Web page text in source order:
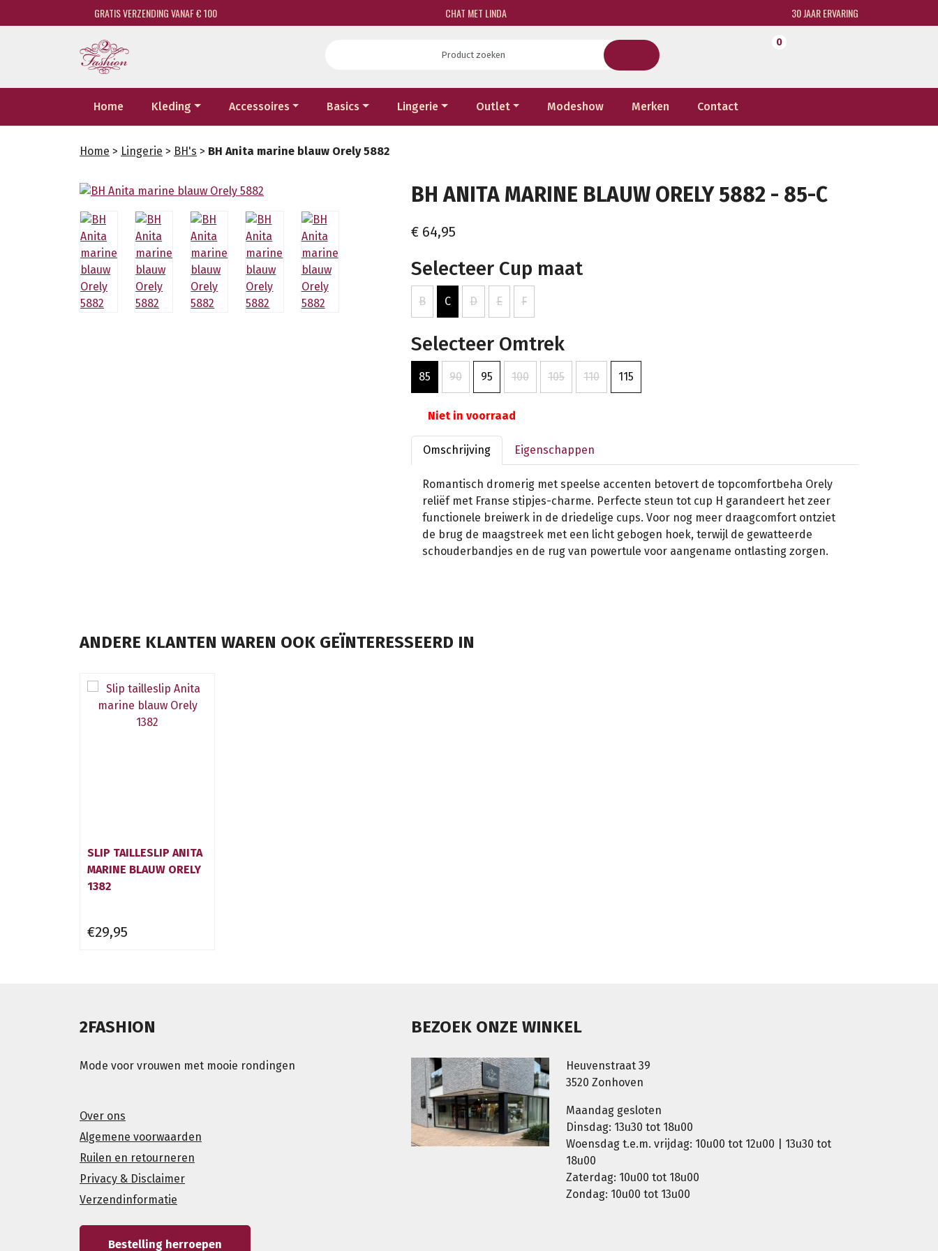
GRATIS VERZENDING VANAF € 100 CHAT MET LINDA 30 JAAR ERVARING
0
Home Kleding Accessoires Basics Lingerie Outlet Modeshow Merken Contact
Home > Lingerie > BH's > BH Anita marine blauw Orely 5882
BH ANITA MARINE BLAUW ORELY 5882 - 85-C
€ 64,95
Selecteer Cup maat
B C D E F
Selecteer Omtrek
85 90 95 100 105 110 115
Niet in voorraad
Omschrijving Eigenschappen
Romantisch dromerig met speelse accenten betovert de topcomfortbeha Orely
reliëf met Franse stipjes-charme. Perfecte steun tot cup H garandeert het zeer
functionele breiwerk in de driedelige cups. Voor nog meer draagcomfort ontziet
de brug de maagstreek met een licht gebogen hoek, terwijl de gewatteerde
schouderbandjes en de rug van powertule voor aangename ontlasting zorgen.
ANDERE KLANTEN WAREN OOK GEÏNTERESSEERD IN
SLIP TAILLESLIP ANITA
MARINE BLAUW ORELY
1382
€29,95
2FASHION
Mode voor vrouwen met mooie rondingen
Over ons
Algemene voorwaarden
Ruilen en retourneren
Privacy & Disclaimer
Verzendinformatie
Bestelling herroepen
BEZOEK ONZE WINKEL
Heuvenstraat 39
3520 Zonhoven
Maandag gesloten
Dinsdag: 13u30 tot 18u00
Woensdag t.e.m. vrijdag: 10u00 tot 12u00 | 13u30 tot
18u00
Zaterdag: 10u00 tot 18u00
Zondag: 10u00 tot 13u00